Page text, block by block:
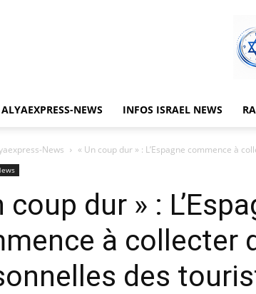
ALYAEXPRESS-NEWS INFOS ISRAEL NEWS
News « Un coup dur » : L’Espagne commence à
coup dur » :
à collecter
des